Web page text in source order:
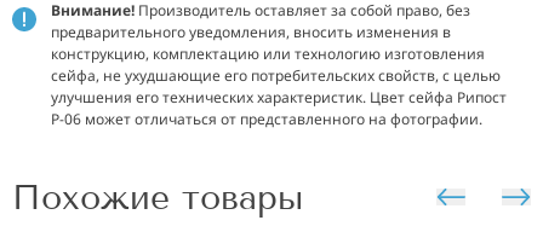
Внимание! Производитель оставляет за собой право, без
предварительного уведомления, вносить изменения в
конструкцию, комплектацию или технологию изготовления
сейфа, не ухудшающие его потребительских свойств, с целью
улучшения его технических характеристик. Цвет сейфа Рипост
Р-06 может отличаться от представленного на фотографии.
Похожие товары